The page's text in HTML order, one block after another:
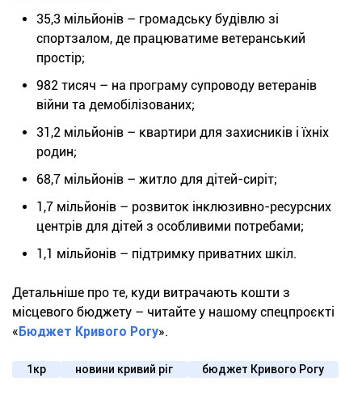
35,3 мільйонів – громадську будівлю зі
спортзалом, де працюватиме ветеранський
простір;
982 тисяч – на програму супроводу ветеранів
війни та демобілізованих;
31,2 мільйонів – квартири для захисників і їхніх
родин;
68,7 мільйонів – житло для дітей-сиріт;
1,7 мільйонів – розвиток інклюзивно-ресурсних
центрів для дітей з особливими потребами;
1,1 мільйонів – підтримку приватних шкіл.
Детальніше про те, куди витрачають кошти з
місцевого бюджету – читайте у нашому спецпроєкті
«Бюджет Кривого Рогу».
1кр новини кривий ріг бюджет Кривого Рогу